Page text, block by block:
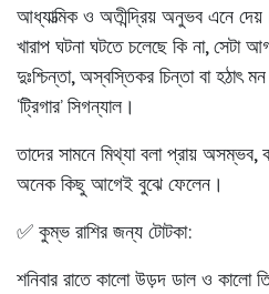
আধ্যাত্মিক ও অতীন্দ্রিয় অনুভব এনে
খারাপ ঘটনা ঘটতে চলেছে কি না,
দুঃশ্চিন্তা, অস্বস্তিকর চিন্তা বা হঠাৎ
‘ট্রিগার’ সিগন্যাল।
তাদের সামনে মিথ্যা বলা প্রায় অসম্ভব,
অনেক কিছু আগেই বুঝে ফেলেন।
✅ কুম্ভ রাশির জন্য টোটকা:
শনিবার রাতে কালো উড়দ ডাল ও কালো